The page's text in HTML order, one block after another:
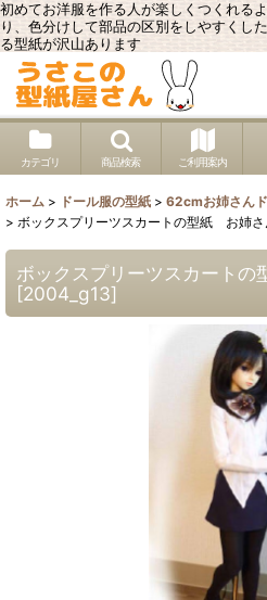
初めてお洋服を作る人が楽しくつくれる
り、色分けして部品の区別をしやすくし
る型紙が沢山あります
カテゴリ 商品検索 ご利用案内
ホーム > ドール服の型紙 > 62cmお姉さん
> ボックスプリーツスカートの型紙 お姉さ
ボックスプリーツスカート
[2004_g13]